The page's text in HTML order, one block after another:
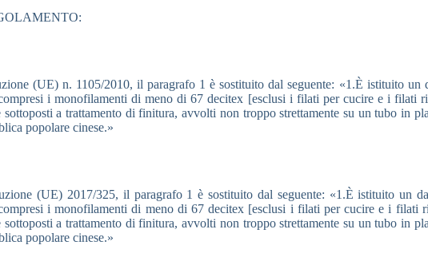
(UE) n. 1105/2010, il paragrafo 1 è sostituito dal seguente: «1.È istituito
i monofilamenti di meno di 67 decitex [esclusi i filati per cucire e i
sottoposti a trattamento di finitura, avvolti non troppo strettamente su un tubo
popolare cinese.»
(UE) 2017/325, il paragrafo 1 è sostituito dal seguente: «1.È istituito
i monofilamenti di meno di 67 decitex [esclusi i filati per cucire e i
sottoposti a trattamento di finitura, avvolti non troppo strettamente su un tubo
popolare cinese.»